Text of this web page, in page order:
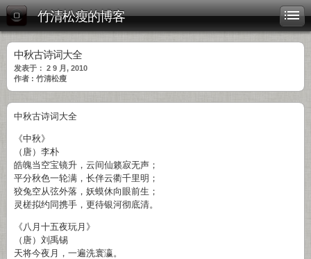
竹清松瘦的博客
中秋古诗词大全
发表于： 2 9 月, 2010
作者 : 竹清松瘦
中秋古诗词大全
《中秋》
（唐）李朴
皓魄当空宝镜升，云间仙籁寂无声；
平分秋色一轮满，长伴云衢千里明；
狡兔空从弦外落，妖蟆休向眼前生；
灵槎拟约同携手，更待银河彻底清。
《八月十五夜玩月》
（唐）刘禹锡
天将今夜月，一遍洗寰瀛。